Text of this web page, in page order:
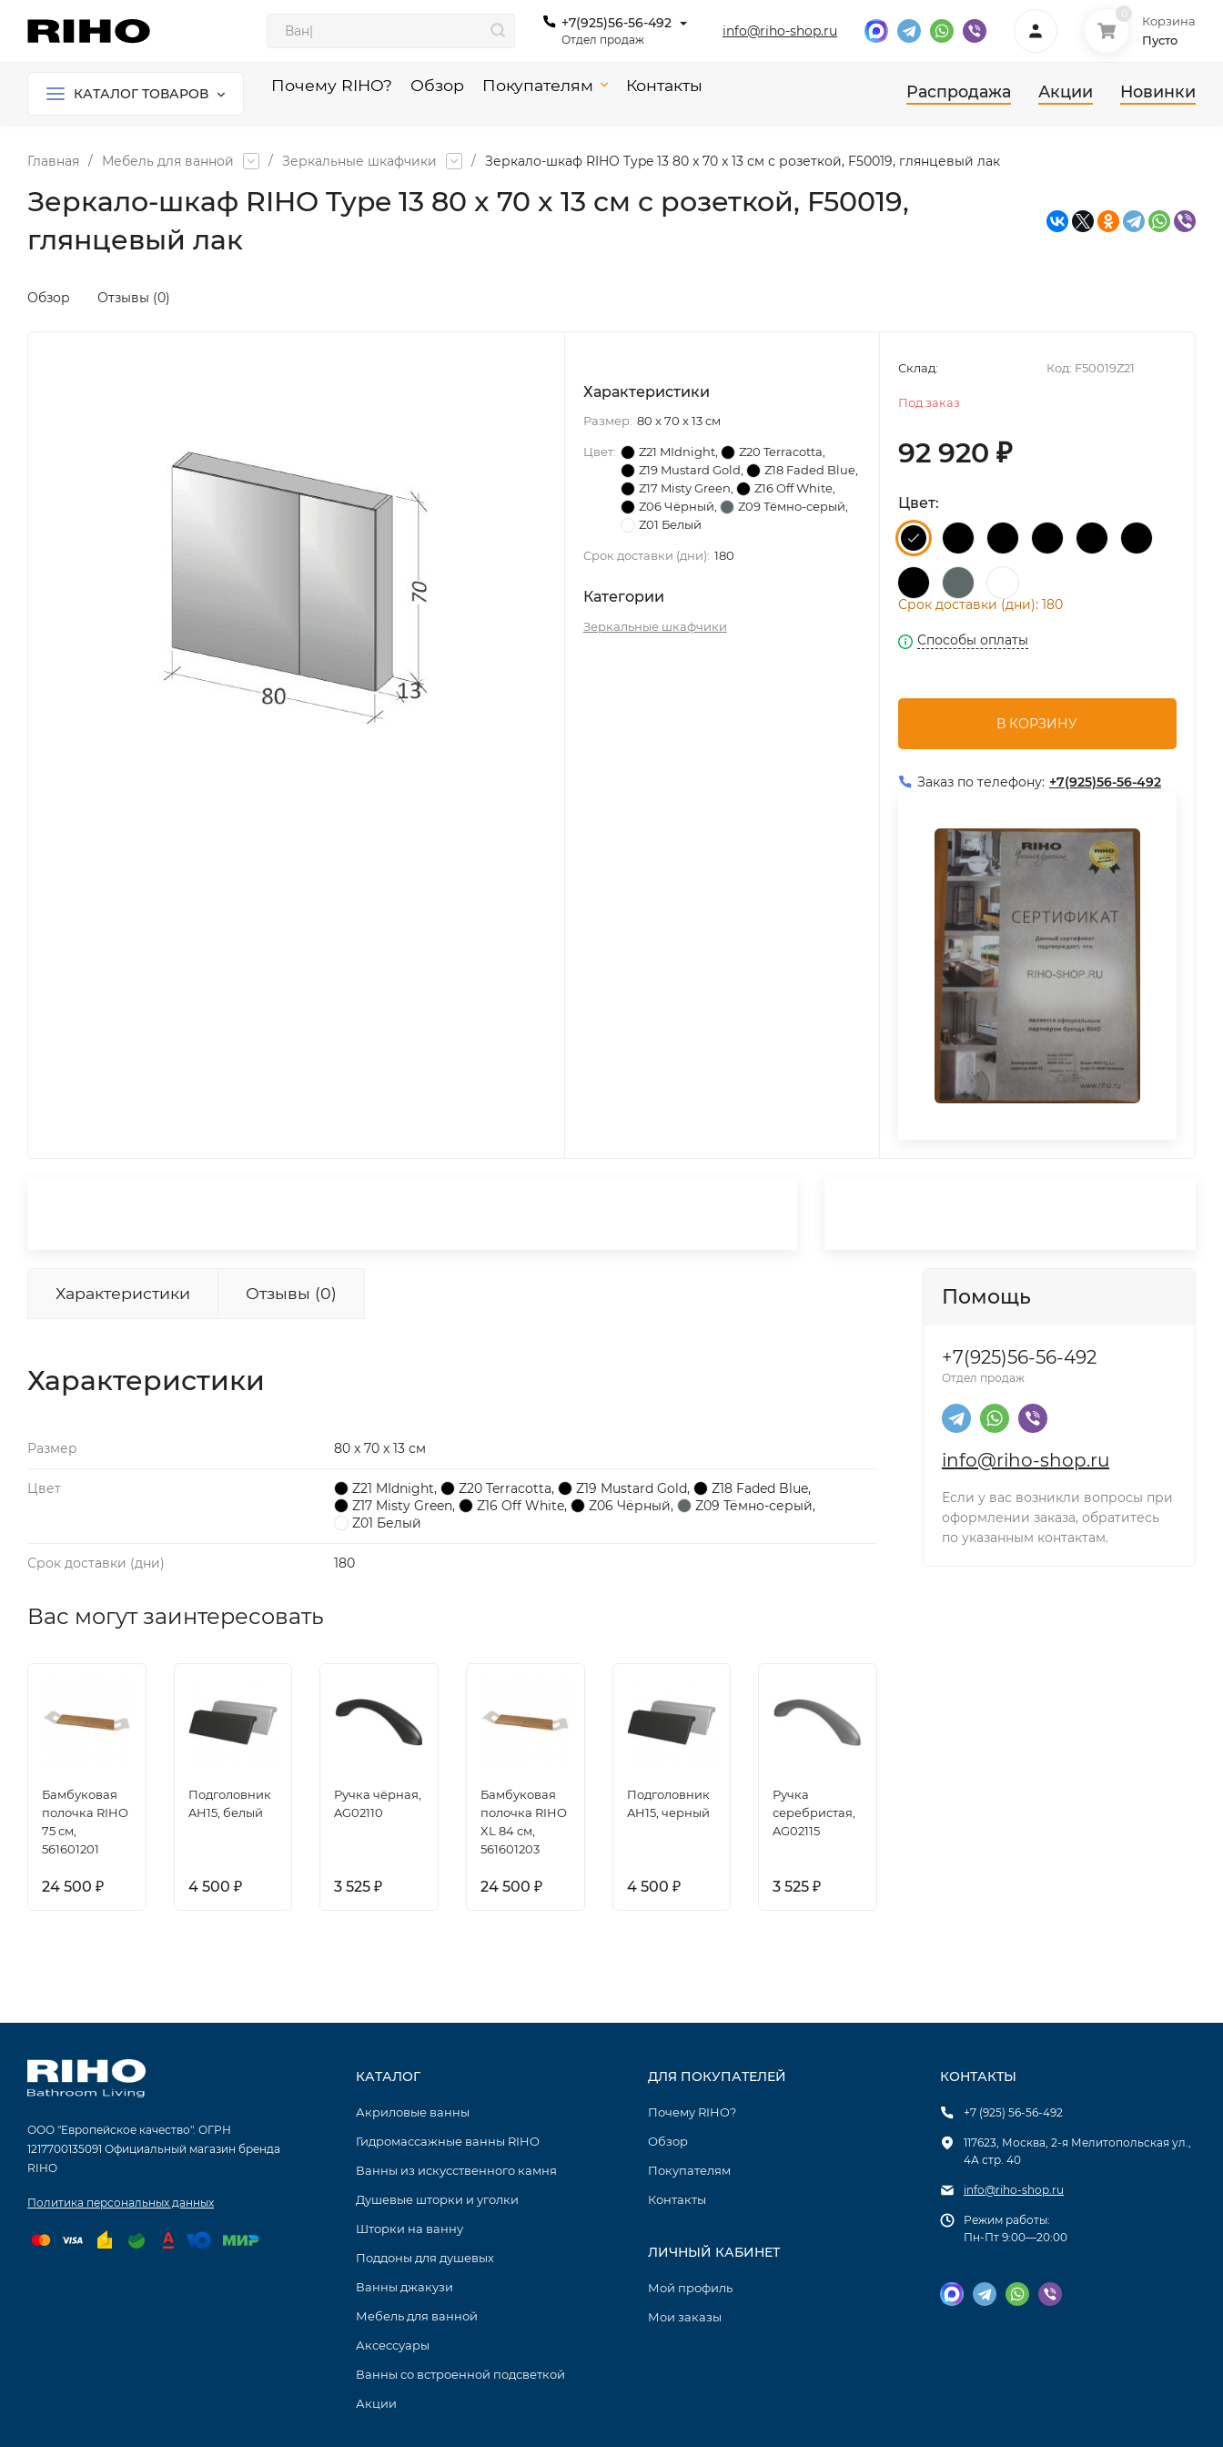
+7(925)56-56-492
Отдел продаж
info@riho-shop.ru
Корзина
Пусто
КАТАЛОГ ТОВАРОВ Почему RIHO? Обзор Покупателям Контакты Распродажа Акции Новинки
Главная / Мебель для ванной / Зеркальные шкафчики / Зеркало-шкаф RIHO Type 13 80 x 70 x 13 см с розеткой, F50019, глянцевый лак
Зеркало-шкаф RIHO Type 13 80 x 70 x 13 см с розеткой, F50019,
глянцевый лак
Обзор Отзывы (0)
Характеристики
Размер: 80 x 70 x 13 см
Цвет: Z21 MIdnight, Z20 Terracotta
Z19 Mustard Gold
Z18 Faded Blue,
Z17 Misty Green
Z16 Off White,
Z06 Чёрный, Z09 Тёмно-серый,
Z01 Белый
Срок доставки (дни): 180
Категории
Зеркальные шкафчики
Код: F50019Z21
Склад:
Под заказ
92 920 ₽
Цвет:
Срок доставки (дни): 180
Способы оплаты
В КОРЗИНУ
Заказ по телефону: +7(925)56-56-492
Характеристики Отзывы (0)
Характеристики
Размер 80 x 70 x 13 см
Цвет Z21 MIdnight, Z20 Terracotta, Z19 Mustard Gold, Z18 Faded Blue,
Z17 Misty Green, Z16 Off White, Z06 Чёрный, Z09 Тёмно-серый,
Z01 Белый
Срок доставки (дни) 180
Вас могут заинтересовать
Бамбуковая
полочка RIHO
75 см,
561601201
24 500 ₽
Подголовник
AH15, белый
4 500 ₽
Ручка чёрная,
AG02110
3 525₽
Бамбуковая
полочка RIHO
XL 84 см,
561601203
24 500 ₽
Подголовник
AH15, черный
4 500 ₽
Ручка
серебристая,
AG02115
3 525₽
Помощь
+7(925)56-56-492
Отдел продаж
info@riho-shop.ru
Если у вас возникли вопросы при
оформлении заказа, обратитесь
по указанным контактам.
ООО "Европейское качество". ОГРН
1217700135091 Официальный магазин бренда
RIHO
Политика персональных данных
КАТАЛОГ
Акриловые ванны
Гидромассажные ванны RIHO
Ванны из искусственного камня
Душевые шторки и уголки
Шторки на ванну
Поддоны для душевых
Ванны джакузи
Мебель для ванной
Аксессуары
Ванны со встроенной подсветкой
Акции
ДЛЯ ПОКУПАТЕЛЕЙ
Почему RIHO?
Обзор
Покупателям
Контакты
ЛИЧНЫЙ КАБИНЕТ
Мой профиль
Мои заказы
КОНТАКТЫ
+7 (925) 56-56-492
117623, Москва, 2-я Мелитопольская ул.,
4А стр. 40
info@riho-shop.ru
Режим работы:
Пн-Пт 9:00—20:00